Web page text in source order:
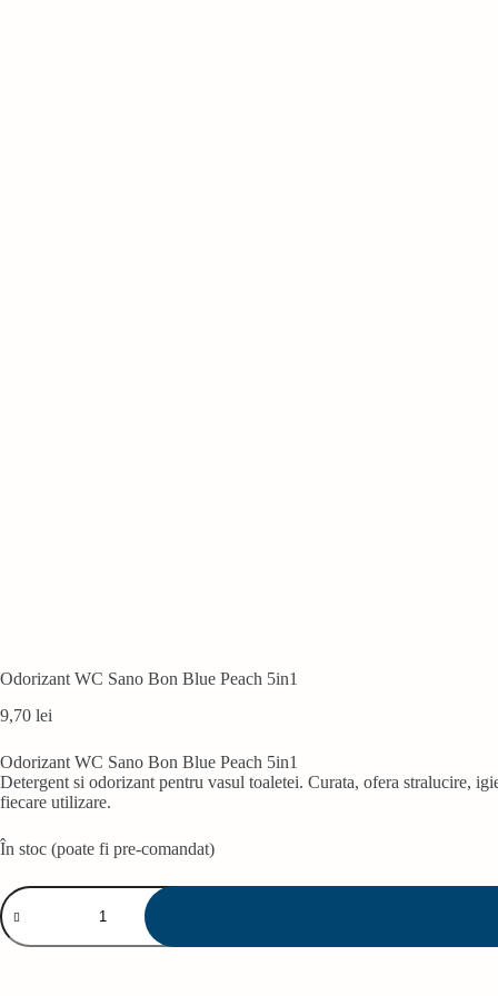
Odorizant WC Sano Bon Blue Peach 5in1
9,70 lei
Odorizant WC Sano Bon Blue Peach 5in1
Detergent si odorizant pentru vasul toaletei. Curata, ofera stralucire,
fiecare utilizare.
În stoc (poate fi pre-comandat)
Cantitate
Odorizant
WC
Sano